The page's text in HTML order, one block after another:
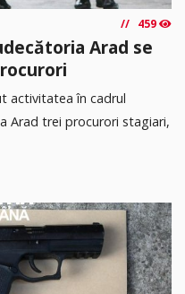
459
Arad se
activitatea în cadrul
Arad trei procurori stagiari,